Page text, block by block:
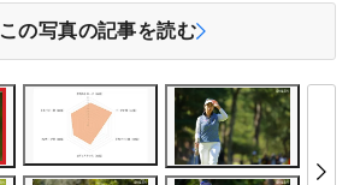
この写真の記事を読む